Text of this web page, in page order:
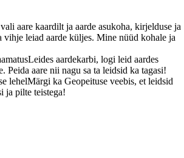
aare kaardilt ja aarde asukoha, kirjelduse ja
vihje leiad aarde küljes. Mine nüüd kohale ja
Leides aardekarbi, logi leid aardes
Peida aare nii nagu sa ta leidsid ka tagasi!
lehelMärgi ka Geopeituse veebis, et leidsid
ja pilte teistega!